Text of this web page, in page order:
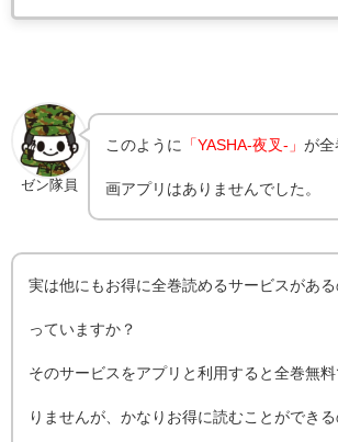
ゼン隊員
このように 「YASHA-夜叉-」が全
画アプリはありませんでした。
実は他にもお得に全巻読めるサービスがあ
っていますか？
そのサービスをアプリと利用すると全巻無
りませんが、かなりお得に読むことができる